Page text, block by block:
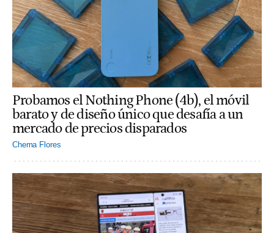
Probamos el Nothing Phone (4b), el móvil
barato y de diseño único que desafía a un
mercado de precios disparados
Chema Flores